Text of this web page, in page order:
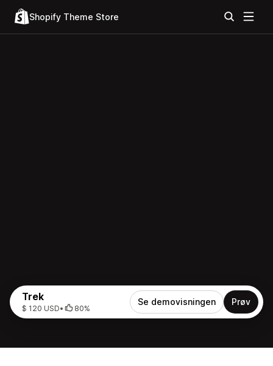
Shopify Theme Store
Trek
$ 120 USD• 80%
Se demovisningen Prøv